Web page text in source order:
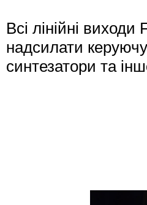
Всі лінійні
надсилати
синтезатори та